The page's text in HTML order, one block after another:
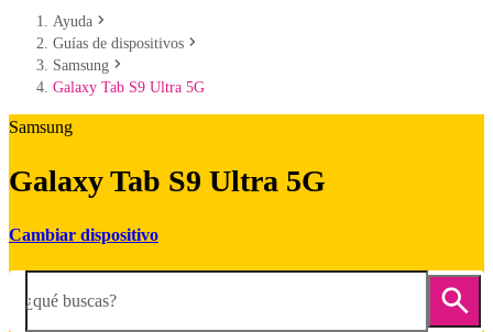
Ayuda
Guías de dispositivos
Samsung
Galaxy Tab S9 Ultra 5G
Samsung
Galaxy Tab S9 Ultra 5G
Cambiar dispositivo
¿qué buscas?